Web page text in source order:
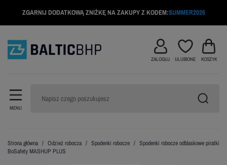
ZGARNIJ DODATKOWĄ ZNIŻKĘ NA ZAKUPY Z KODEM:SUMMER2026
MENU
ZALOGUJ ULUBIONE KOSZYK
Strona główna Odzież robocza Spodenki robocze
Spodenki robocze odblaskowe piratki
BoSafety MASHUP PLUS